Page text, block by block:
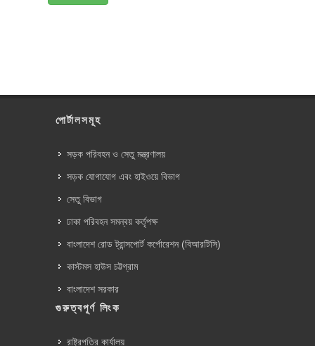
পোর্টালসমূহ
সড়ক পরিবহন ও সেতু মন্ত্রণালয়
সড়ক যোগাযোগ এবং হাইওয়ে বিভাগ
সেতু বিভাগ
ঢাকা পরিবহন সমন্বয় কর্তৃপক্ষ
বাংলাদেশ রোড ট্রান্সপোর্ট কর্পোরেশন (বিআরটিসি)
কাস্টমস হাউস চট্টগ্রাম
বাংলাদেশ সরকার
গুরুত্বপূর্ণ লিংক
রাষ্ট্রপতির কার্যালয়